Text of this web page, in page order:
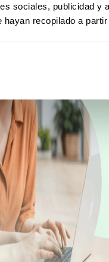
sociales, publicidad y
hayan recopilado a